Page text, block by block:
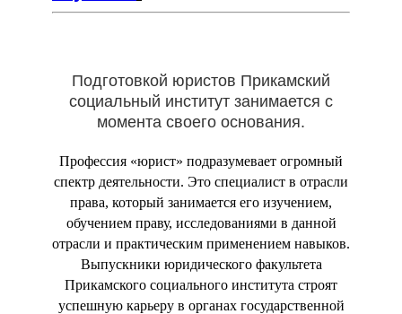
Подготовкой юристов Прикамский
социальный институт занимается с
момента своего основания.
Профессия «юрист» подразумевает огромный
спектр деятельности. Это специалист в отрасли
права, который занимается его изучением,
обучением праву, исследованиями в данной
отрасли и практическим применением навыков.
Выпускники юридического факультета
Прикамского социального института строят
успешную карьеру в органах государственной